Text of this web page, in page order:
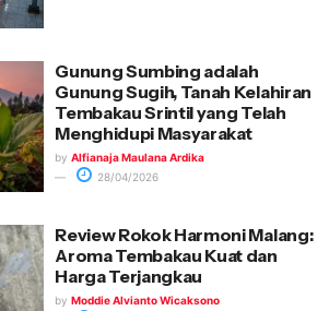
Gunung Sumbing adalah
Gunung Sugih, Tanah Kelahiran
Tembakau Srintil yang Telah
Menghidupi Masyarakat
by Alfianaja Maulana Ardika
28/04/2026
Review Rokok Harmoni Malang:
Aroma Tembakau Kuat dan
Harga Terjangkau
by Moddie Alvianto Wicaksono